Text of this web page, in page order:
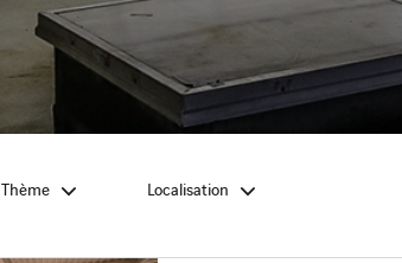
Thème Localisation